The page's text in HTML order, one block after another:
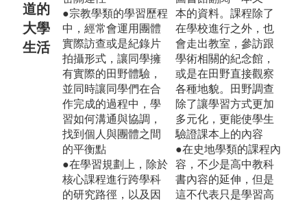
道的
大學
生活
●宗教學類的學習歷程
中，經常會運用團體
實際訪查或是紀錄片
拍攝形式，讓同學擁
有實際的田野體驗，
並同時讓同學們在合
作完成的過程中，學
習如何溝通與協調，
找到個人與團體之間
的平衡點
●在學習規劃上，除於
核心課程進行跨學科
的研究路徑，以及因
本的資料。課程除了
在學校進行之外，也
會走出教室，參訪跟
學術相關的紀念館，
或是在田野直接觀察
各種地貌。田野調查
除了讓學習方式更加
多元化，更能使學生
驗證課本上的內容
●在史地學類的課程內
容，不少是高中教科
書內容的延伸，但是
這不代表只是學習高